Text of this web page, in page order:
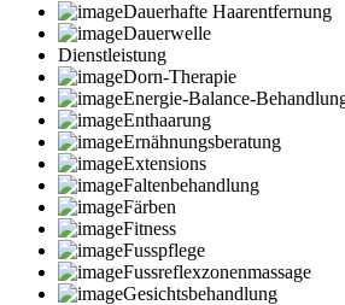
Dauerhafte Haarentfernung
Dauerwelle
Dienstleistung
Dorn-Therapie
Energie-Balance-
Enthaarung
Ernähnungsberatung
Extensions
Faltenbehandlung
Färben
Fitness
Fusspflege
Fussreflexzonenmassage
Gesichtsbehandlung